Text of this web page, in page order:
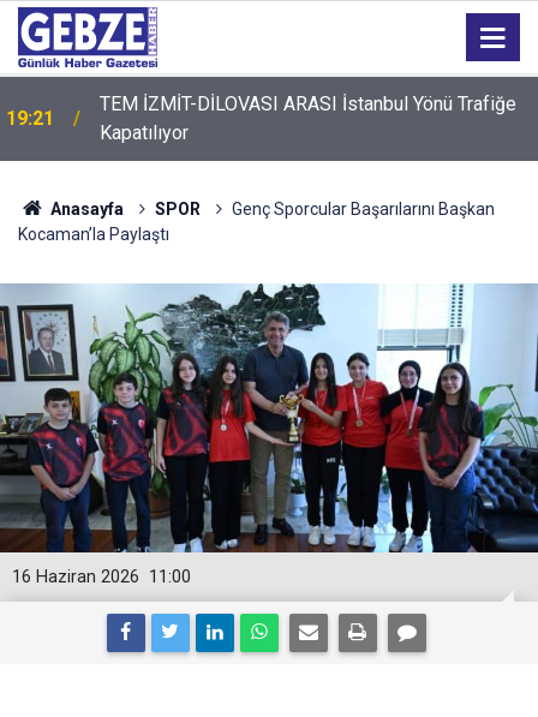
19:21
TEM İZMİT-DİLOVASI ARASI İstanbul Yönü Trafiğe
Kapatılıyor
Anasayfa SPOR
Genç Sporcular Başarılarını Başkan
Kocaman’la Paylaştı
11:00
16 Haziran 2026